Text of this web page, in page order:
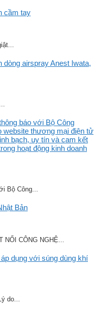
cầm tay
airspray Anest Iwata,
báo với Bộ Công
website thương mại điện tử
bạch, uy tín và cam kết
hoạt động kinh doanh
Bộ Công...
Bản
CÔNG NGHỆ...
dụng với súng dùng khí
do...